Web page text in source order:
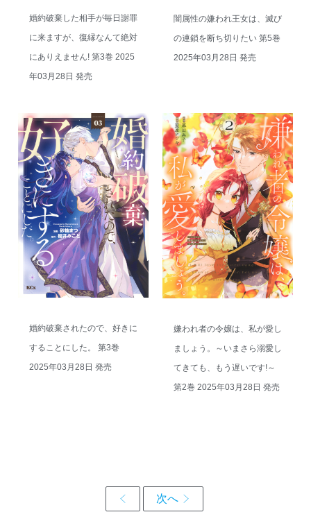
婚約破棄した相手が毎日謝罪
に来ますが、復縁なんて絶対
にありえません! 第3巻 2025
年03月28日 発売
闇属性の嫌われ王女は、滅び
の連鎖を断ち切りたい 第5巻
2025年03月28日 発売
婚約破棄されたので、好きに
することにした。 第3巻
2025年03月28日 発売
嫌われ者の令嬢は、私が愛し
ましょう。～いまさら溺愛し
てきても、もう遅いです!～
第2巻 2025年03月28日 発売